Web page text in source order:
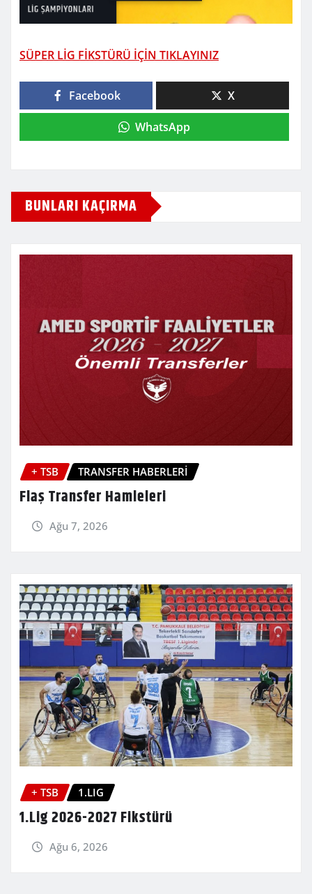
SÜPER LİG FİKSTÜRÜ İÇİN TIKLAYINIZ
Facebook X
WhatsApp
BUNLARI KAÇIRMA
+ TSB TRANSFER HABERLERİ
Flaş Transfer Hamleleri
Ağu 7, 2026
+ TSB 1.LIG
1.Lig 2026-2027 Fikstürü
Ağu 6, 2026